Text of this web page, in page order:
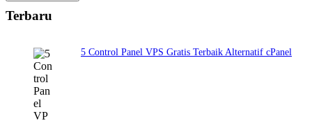
Terbaru
5 Control Panel VPS Gratis Terbaik Alternatif cPanel